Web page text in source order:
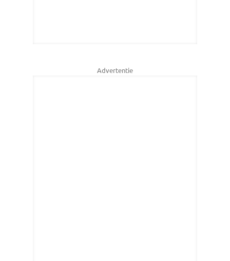
Advertentie